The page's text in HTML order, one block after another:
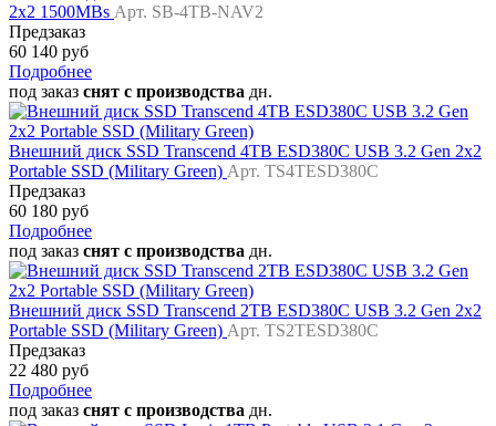
2x2 1500MBs Арт. SB-4TB-NAV2
Предзаказ
60 140 руб
Подробнее
под заказ снят с производства дн.
Внешний диск SSD Transcend 4TB ESD380C USB 3.2 Gen 2x2
Portable SSD (Military Green) Арт. TS4TESD380C
Предзаказ
60 180 руб
Подробнее
под заказ снят с производства дн.
Внешний диск SSD Transcend 2TB ESD380C USB 3.2 Gen 2x2
Portable SSD (Military Green) Арт. TS2TESD380C
Предзаказ
22 480 руб
Подробнее
под заказ снят с производства дн.